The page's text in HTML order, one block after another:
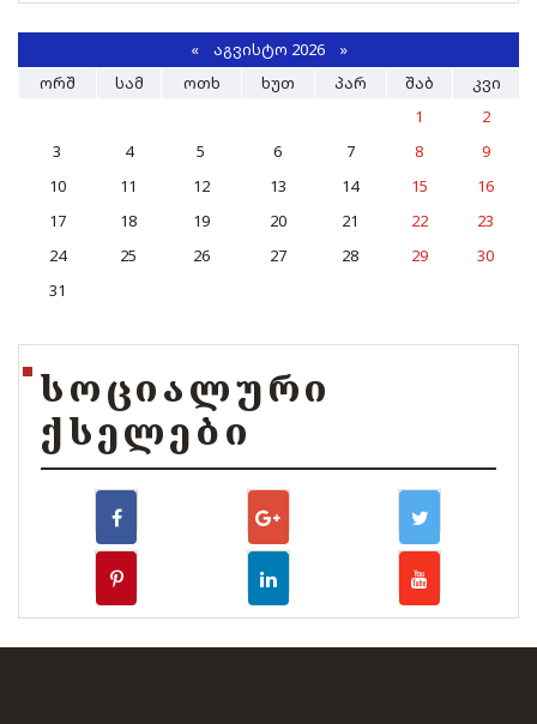
«ᲐᲒᲕᲘᲡᲢᲝ 2026 »
ᲝᲠᲨ
ᲡᲐᲛ ᲝᲗᲮ ᲮᲣᲗ ᲞᲐᲠ ᲨᲐᲑ
ᲙᲕᲘ
1
2
3
4 5 6 7 8
9
10
11 12 13 14 15
16
17
18 19 20 21 22
23
24
25 26 27 28 29
30
31
ᲡᲝᲪᲘᲐᲚᲣᲠᲘ
ᲥᲡᲔᲚᲔᲑᲘ